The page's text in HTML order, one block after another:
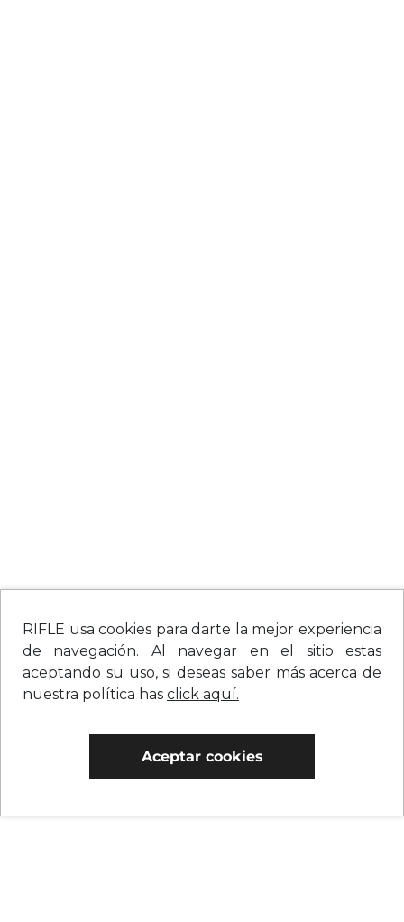
RIFLE usa cookies para darte la mejor experiencia
de navegación. Al navegar en el sitio estas
aceptando su uso, si deseas saber más acerca de
nuestra política has click aquí.
Aceptar cookies